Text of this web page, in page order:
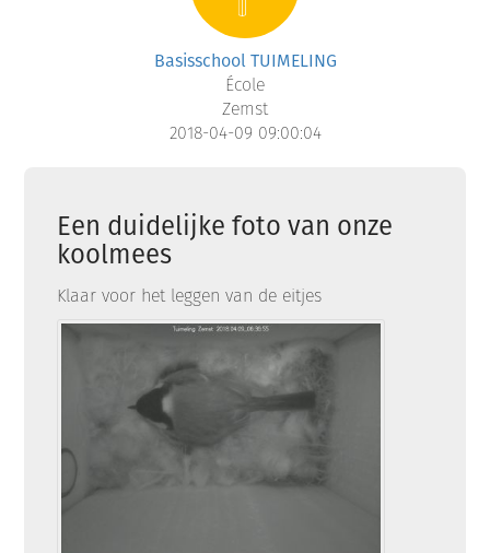
Basisschool TUIMELING
École
Zemst
2018-04-09 09:00:04
Een duidelijke foto van onze
koolmees
Klaar voor het leggen van de eitjes